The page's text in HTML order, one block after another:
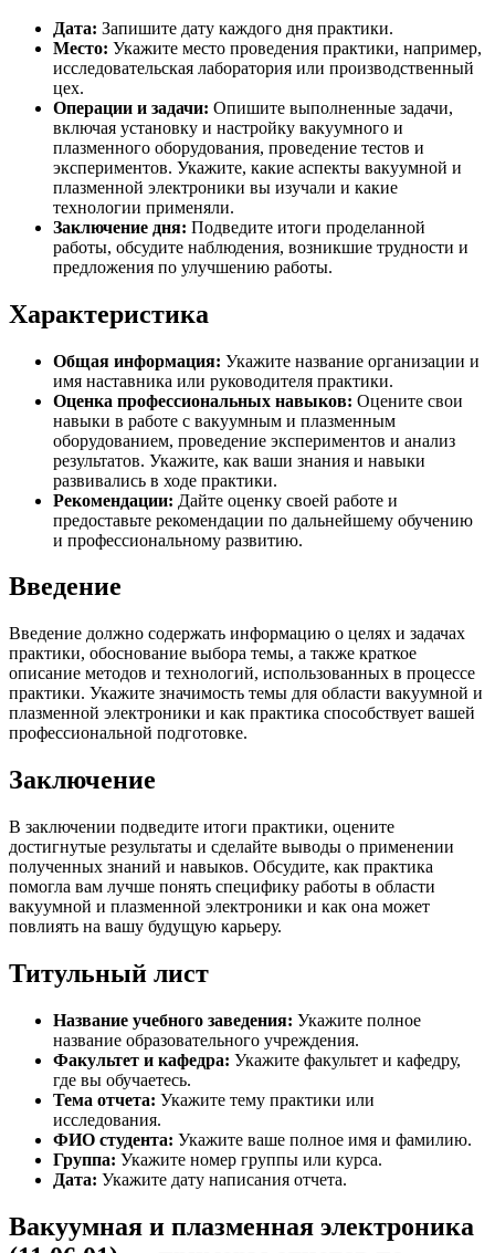
Дата: Запишите дату каждого дня практики.
Место: Укажите место проведения практики, например,
исследовательская лаборатория или производственный
цех.
Операции и задачи: Опишите выполненные задачи,
включая установку и настройку вакуумного и
плазменного оборудования, проведение тестов и
экспериментов. Укажите, какие аспекты вакуумной и
плазменной электроники вы изучали и какие
технологии применяли.
Заключение дня: Подведите итоги проделанной
работы, обсудите наблюдения, возникшие трудности и
предложения по улучшению работы.
Характеристика
Общая информация: Укажите название организации и
имя наставника или руководителя практики.
Оценка профессиональных навыков: Оцените свои
навыки в работе с вакуумным и плазменным
оборудованием, проведение экспериментов и анализ
результатов. Укажите, как ваши знания и навыки
развивались в ходе практики.
Рекомендации: Дайте оценку своей работе и
предоставьте рекомендации по дальнейшему обучению
и профессиональному развитию.
Введение
Введение должно содержать информацию о целях и задачах
практики, обоснование выбора темы, а также краткое
описание методов и технологий, использованных в процессе
практики. Укажите значимость темы для области вакуумной и
плазменной электроники и как практика способствует вашей
профессиональной подготовке.
Заключение
В заключении подведите итоги практики, оцените
достигнутые результаты и сделайте выводы о применении
полученных знаний и навыков. Обсудите, как практика
помогла вам лучше понять специфику работы в области
вакуумной и плазменной электроники и как она может
повлиять на вашу будущую карьеру.
Титульный лист
Название учебного заведения: Укажите полное
название образовательного учреждения.
Факультет и кафедра: Укажите факультет и кафедру,
где вы обучаетесь.
Тема отчета: Укажите тему практики или
исследования.
ФИО студента: Укажите ваше полное имя и фамилию.
Группа: Укажите номер группы или курса.
Дата: Укажите дату написания отчета.
Вакуумная и плазменная электроника